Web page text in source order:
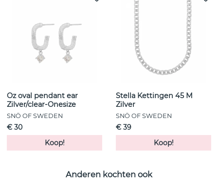
Oz oval pendant ear
Zilver/clear-Onesize
SNÖ OF SWEDEN
€ 30
Koop!
Stella Kettingen 45 M
Zilver
SNÖ OF SWEDEN
€ 39
Koop!
Anderen kochten ook